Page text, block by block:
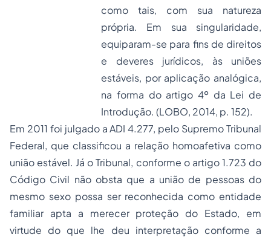
como tais, com sua natureza
própria. Em sua singularidade,
equiparam-se para fins de direitos
e deveres jurídicos, às uniões
estáveis, por aplicação analógica,
na forma do artigo 4º da Lei de
Introdução. (LOBO, 2014, p. 152).
Em 2011 foi julgado a ADI 4.277, pelo Supremo Tribunal
Federal, que classificou a relação homoafetiva como
união estável. Já o Tribunal, conforme o artigo 1.723 do
Código Civil não obsta que a união de pessoas do
mesmo sexo possa ser reconhecida como entidade
familiar apta a merecer proteção do Estado, em
virtude do que lhe deu interpretação conforme a